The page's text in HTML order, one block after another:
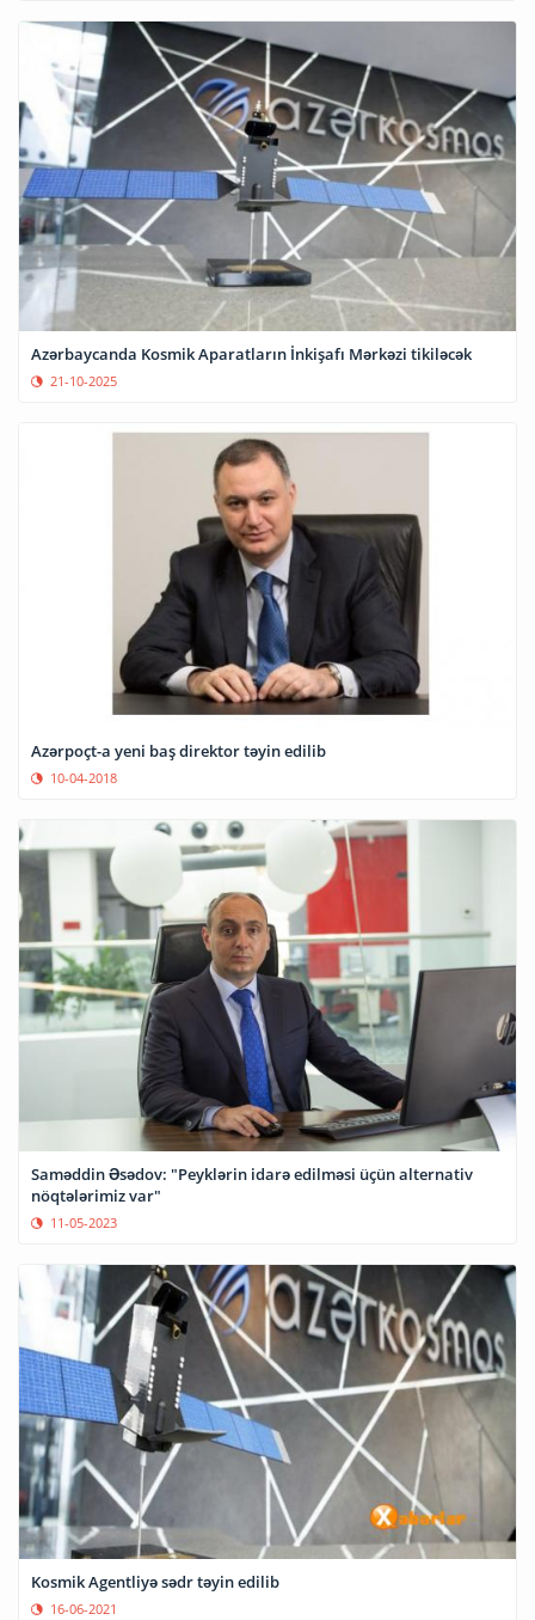
Azərbaycanda Kosmik Aparatların İnkişafı Mərkəzi tikiləcək
21-10-2025
Azərpoçt-a yeni baş direktor təyin edilib
10-04-2018
Saməddin Əsədov: "Peyklərin idarə edilməsi üçün alternativ
nöqtələrimiz var"
11-05-2023
Kosmik Agentliyə sədr təyin edilib
16-06-2021